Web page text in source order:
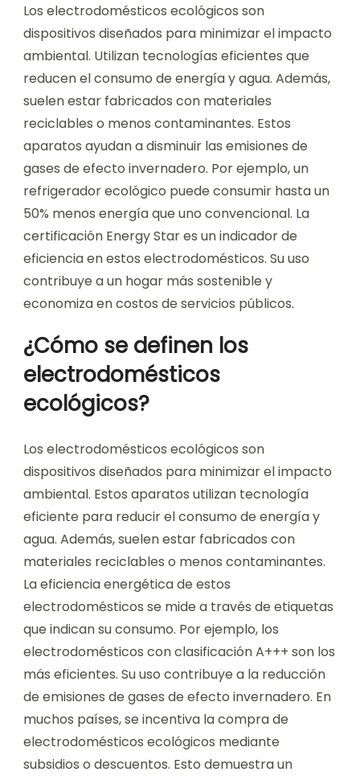
Los electrodomésticos ecológicos son
dispositivos diseñados para minimizar el impacto
ambiental. Utilizan tecnologías eficientes que
reducen el consumo de energía y agua. Además,
suelen estar fabricados con materiales
reciclables o menos contaminantes. Estos
aparatos ayudan a disminuir las emisiones de
gases de efecto invernadero. Por ejemplo, un
refrigerador ecológico puede consumir hasta un
50% menos energía que uno convencional. La
certificación Energy Star es un indicador de
eficiencia en estos electrodomésticos. Su uso
contribuye a un hogar más sostenible y
economiza en costos de servicios públicos.
¿Cómo se definen los
electrodomésticos
ecológicos?
Los electrodomésticos ecológicos son
dispositivos diseñados para minimizar el impacto
ambiental. Estos aparatos utilizan tecnología
eficiente para reducir el consumo de energía y
agua. Además, suelen estar fabricados con
materiales reciclables o menos contaminantes.
La eficiencia energética de estos
electrodomésticos se mide a través de etiquetas
que indican su consumo. Por ejemplo, los
electrodomésticos con clasificación A+++ son los
más eficientes. Su uso contribuye a la reducción
de emisiones de gases de efecto invernadero. En
muchos países, se incentiva la compra de
electrodomésticos ecológicos mediante
subsidios o descuentos. Esto demuestra un